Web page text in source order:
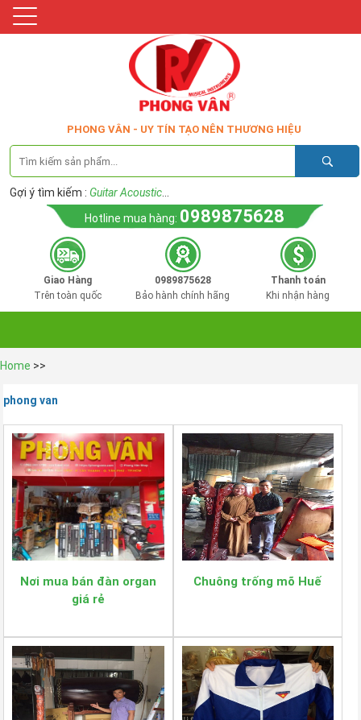
PHONG VÂN - UY TÍN TẠO NÊN THƯƠNG HIỆU
Gợi ý tìm kiếm : Guitar Acoustic
Hotline mua hàng: 0989875628
Giao Hàng
Trên toàn quốc
0989875628
Bảo hành chính hãng
Thanh toán
Khi nhận hàng
Home >>
phong van
Nơi mua bán đàn organ
giá rẻ
Chuông trống mõ Huế